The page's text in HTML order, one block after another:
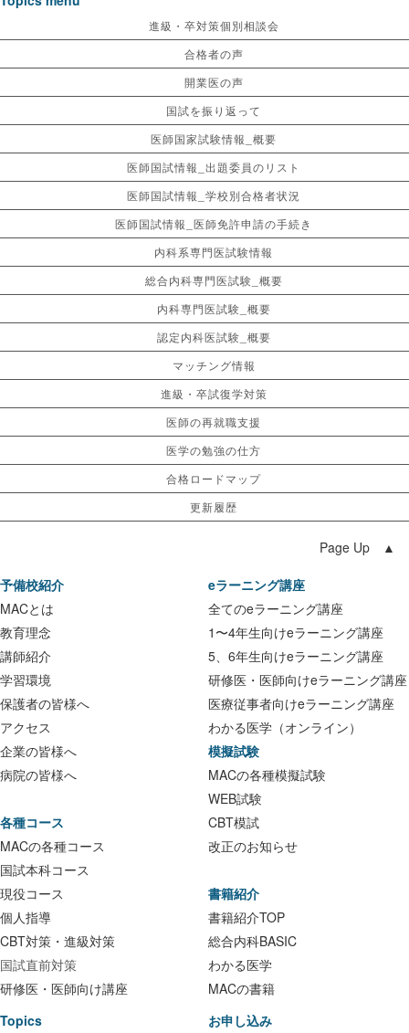
進級・卒対策個別相談会
合格者の声
開業医の声
国試を振り返って
医師国家試験情報_概要
医師国試情報_出題委員のリスト
医師国試情報_学校別合格者状況
医師国試情報_医師免許申請の手続き
内科系専門医試験情報
総合内科専門医試験_概要
内科専門医試験_概要
認定内科医試験_概要
マッチング情報
進級・卒試復学対策
医師の再就職支援
医学の勉強の仕方
合格ロードマップ
更新履歴
Page Up ▲
予備校紹介
MACとは
教育理念
講師紹介
学習環境
保護者の皆様へ
アクセス
企業の皆様へ
病院の皆様へ
各種コース
MACの各種コース
国試本科コース
現役コース
個人指導
CBT対策・進級対策
国試直前対策
研修医・医師向け講座
eラーニング講座
全てのeラーニング講座
1〜4年生向けeラーニング講座
5、6年生向けeラーニング講座
研修医・医師向けeラーニング講座
医療従事者向けeラーニング講座
わかる医学（オンライン）
模擬試験
MACの各種模擬試験
WEB試験
CBT模試
改正のお知らせ
書籍紹介
書籍紹介TOP
総合内科BASIC
わかる医学
MACの書籍
Topics
お申し込み